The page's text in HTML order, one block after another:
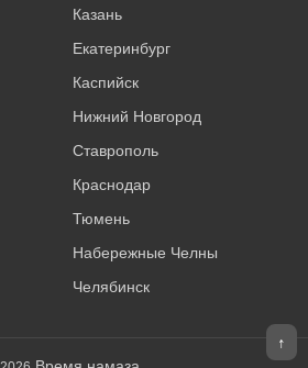
Казань
Екатеринбург
Каспийск
Нижний Новгород
Ставрополь
Краснодар
Тюмень
Набережные Челны
Челябинск
↑